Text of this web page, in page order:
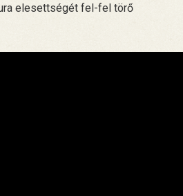
elesettségét fel-fel törő